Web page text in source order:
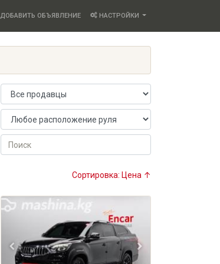
ДОБАВИТЬ ОБЪЯВЛЕНИЕ НАСТРОЙКИ
Продавец
Расположение руля
Поиск
Сортировка: Цена ↑